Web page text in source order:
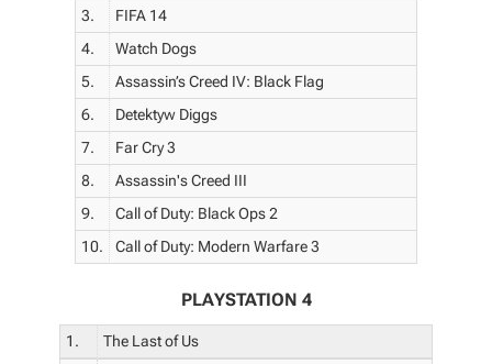
3.
FIFA 14
4.
Watch Dogs
5.
Assassin’s Creed IV: Black Flag
6.
Detektyw Diggs
7.
Far Cry 3
8.
Assassin's Creed III
9.
Call of Duty: Black Ops 2
10.
Call of Duty: Modern Warfare 3
PLAYSTATION 4
1. The Last of Us